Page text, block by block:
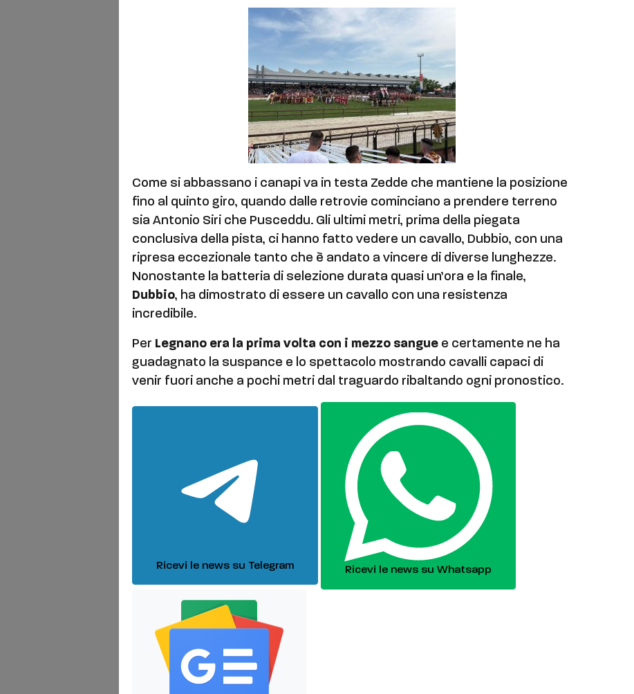
Come si abbassano i canapi va in testa Zedde che mantiene la posizione
fino al quinto giro, quando dalle retrovie cominciano a prendere terreno
sia Antonio Siri che Pusceddu. Gli ultimi metri, prima della piegata
conclusiva della pista, ci hanno fatto vedere un cavallo, Dubbio, con una
ripresa eccezionale tanto che è andato a vincere di diverse lunghezze.
Nonostante la batteria di selezione durata quasi un’ora e la finale,
Dubbio, ha dimostrato di essere un cavallo con una resistenza
incredibile.
Per Legnano era la prima volta con i mezzo sangue e certamente ne ha
guadagnato la suspance e lo spettacolo mostrando cavalli capaci di
venir fuori anche a pochi metri dal traguardo ribaltando ogni pronostico.
Ricevi le news su Telegram Ricevi le news su Whatsapp